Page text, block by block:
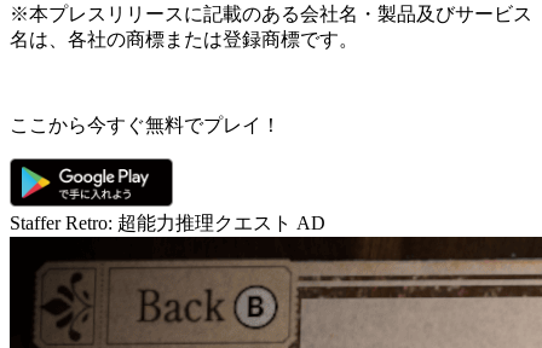
※本プレスリリースに記載のある会社名・製品及びサービス
名は、各社の商標または登録商標です。
ここから今すぐ無料でプレイ！
Staffer Retro: 超能力推理クエスト AD